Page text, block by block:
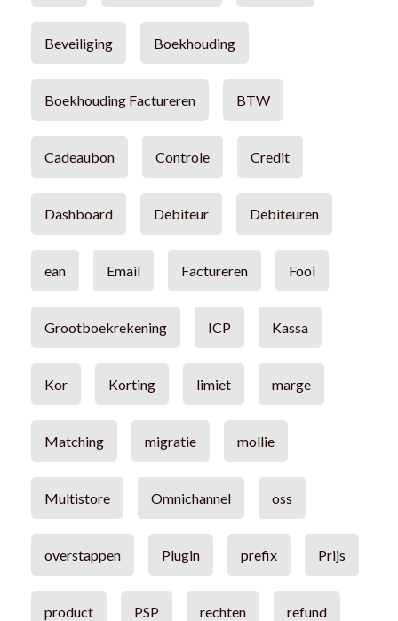
Beveiliging Boekhouding
Boekhouding Factureren BTW
Cadeaubon Controle Credit
Dashboard Debiteur Debiteuren
ean Email Factureren Fooi
Grootboekrekening ICP Kassa
Kor Korting limiet marge
Matching migratie mollie
Multistore Omnichannel oss
overstappen Plugin prefix Prijs
product PSP rechten refund